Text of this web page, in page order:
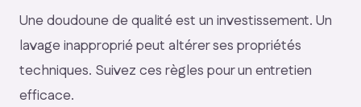
Une doudoune de qualité est un investissement. Un
lavage inapproprié peut altérer ses propriétés
techniques. Suivez ces règles pour un entretien
efficace.